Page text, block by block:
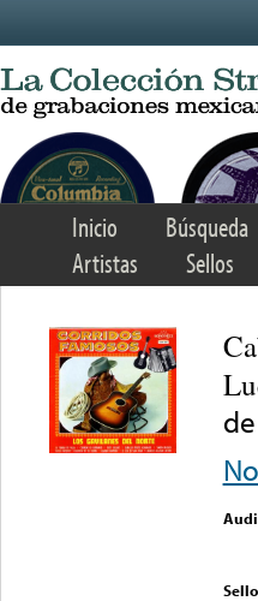
Inicio Búsqueda
Artistas
Sellos
de
Sello